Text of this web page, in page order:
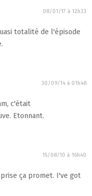
08/01/17 à 12h33
totalité de l'épisode
30/09/14 à 01h48
c'était
Etonnant.
15/08/10 à 16h40
ça promet. I've got